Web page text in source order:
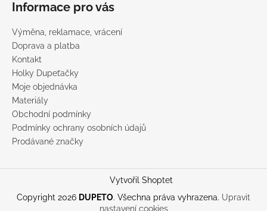
Informace pro vás
Výměna, reklamace, vrácení
Doprava a platba
Kontakt
Holky Dupeťačky
Moje objednávka
Materiály
Obchodní podmínky
Podmínky ochrany osobních údajů
Prodávané značky
Vytvořil Shoptet
Copyright 2026 DUPETO. Všechna práva vyhrazena. Upravit
nastavení cookies